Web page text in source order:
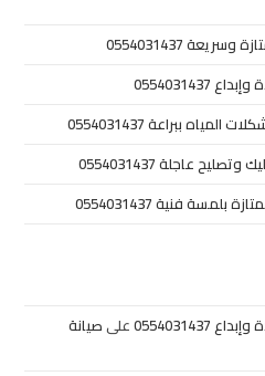
0554031437
ببراعة 0554031437
عاجلة 0554031437
فنية 0554031437
علىصيانة